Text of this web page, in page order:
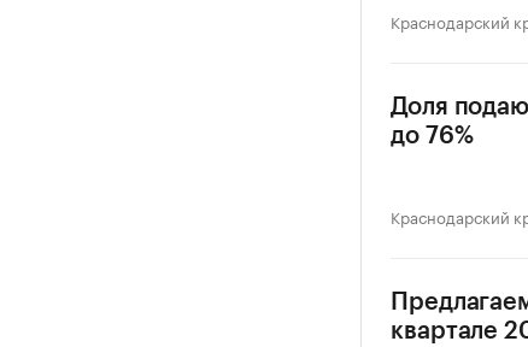
Краснодарский
Доля
до 76%
Краснодарский
квартале